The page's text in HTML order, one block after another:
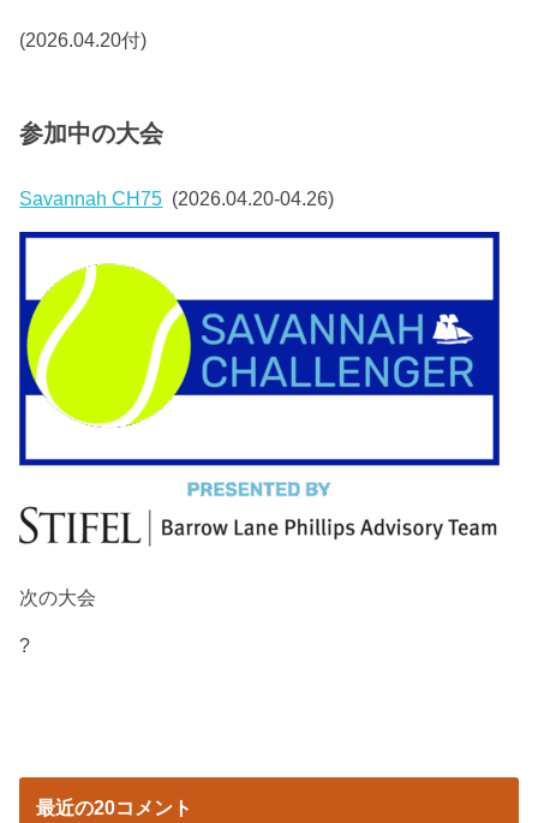
(2026.04.20付)
参加中の大会
Savannah CH75 (2026.04.20-04.26)
次の大会
?
最近の20コメント